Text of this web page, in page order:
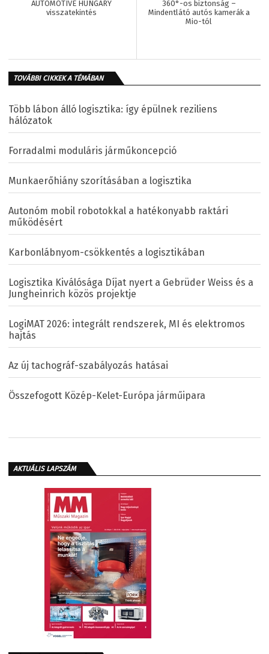
AUTOMOTIVE HUNGARY
visszatekintés
360°-os biztonság –
Mindentlátó autós kamerák a
Mio-tól
TOVÁBBI CIKKEK A TÉMÁBAN
Több lábon álló logisztika: így épülnek reziliens
hálózatok
Forradalmi moduláris járműkoncepció
Munkaerőhiány szorításában a logisztika
Autonóm mobil robotokkal a hatékonyabb raktári
működésért
Karbonlábnyom-csökkentés a logisztikában
Logisztika Kiválósága Díjat nyert a Gebrüder Weiss és a
Jungheinrich közös projektje
LogiMAT 2026: integrált rendszerek, MI és elektromos
hajtás
Az új tachográf-szabályozás hatásai
Összefogott Közép-Kelet-Európa járműipara
AKTUÁLIS LAPSZÁM